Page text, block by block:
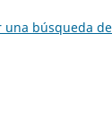
una búsqueda